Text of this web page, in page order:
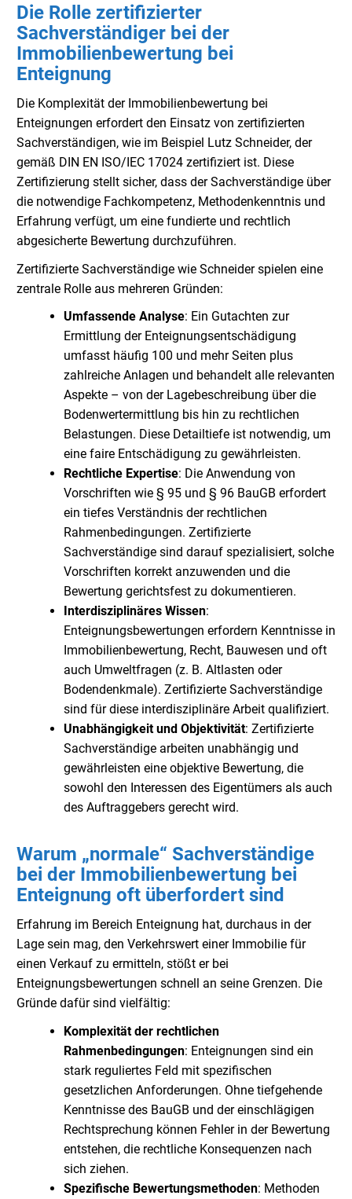
Die Rolle zertifizierter
Sachverständiger bei der
Immobilienbewertung bei
Enteignung
Die Komplexität der Immobilienbewertung bei
Enteignungen erfordert den Einsatz von zertifizierten
Sachverständigen, wie im Beispiel Lutz Schneider, der
gemäß DIN EN ISO/IEC 17024 zertifiziert ist. Diese
Zertifizierung stellt sicher, dass der Sachverständige über
die notwendige Fachkompetenz, Methodenkenntnis und
Erfahrung verfügt, um eine fundierte und rechtlich
abgesicherte Bewertung durchzuführen.
Zertifizierte Sachverständige wie Schneider spielen eine
zentrale Rolle aus mehreren Gründen:
Umfassende Analyse: Ein Gutachten zur
Ermittlung der Enteignungsentschädigung
umfasst häufig 100 und mehr Seiten plus
zahlreiche Anlagen und behandelt alle relevanten
Aspekte – von der Lagebeschreibung über die
Bodenwertermittlung bis hin zu rechtlichen
Belastungen. Diese Detailtiefe ist notwendig, um
eine faire Entschädigung zu gewährleisten.
Rechtliche Expertise: Die Anwendung von
Vorschriften wie § 95 und § 96 BauGB erfordert
ein tiefes Verständnis der rechtlichen
Rahmenbedingungen. Zertifizierte
Sachverständige sind darauf spezialisiert, solche
Vorschriften korrekt anzuwenden und die
Bewertung gerichtsfest zu dokumentieren.
Interdisziplinäres Wissen:
Enteignungsbewertungen erfordern Kenntnisse in
Immobilienbewertung, Recht, Bauwesen und oft
auch Umweltfragen (z. B. Altlasten oder
Bodendenkmale). Zertifizierte Sachverständige
sind für diese interdisziplinäre Arbeit qualifiziert.
Unabhängigkeit und Objektivität: Zertifizierte
Sachverständige arbeiten unabhängig und
gewährleisten eine objektive Bewertung, die
sowohl den Interessen des Eigentümers als auch
des Auftraggebers gerecht wird.
Warum „normale“ Sachverständige
bei der Immobilienbewertung bei
Enteignung oft überfordert sind
Erfahrung im Bereich Enteignung hat, durchaus in der
Lage sein mag, den Verkehrswert einer Immobilie für
einen Verkauf zu ermitteln, stößt er bei
Enteignungsbewertungen schnell an seine Grenzen. Die
Gründe dafür sind vielfältig:
Komplexität der rechtlichen
Rahmenbedingungen: Enteignungen sind ein
stark reguliertes Feld mit spezifischen
gesetzlichen Anforderungen. Ohne tiefgehende
Kenntnisse des BauGB und der einschlägigen
Rechtsprechung können Fehler in der Bewertung
entstehen, die rechtliche Konsequenzen nach
sich ziehen.
Spezifische Bewertungsmethoden: Methoden